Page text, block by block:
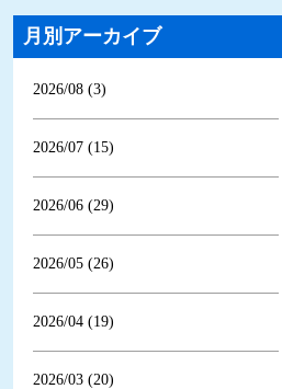
月別アーカイブ
2026/08 (3)
2026/07 (15)
2026/06 (29)
2026/05 (26)
2026/04 (19)
2026/03 (20)